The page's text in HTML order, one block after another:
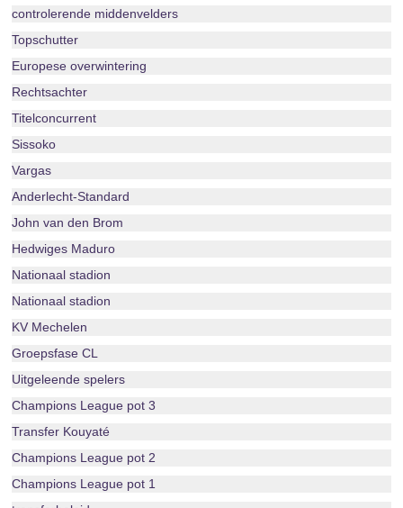
controlerende middenvelders
Topschutter
Europese overwintering
Rechtsachter
Titelconcurrent
Sissoko
Vargas
Anderlecht-Standard
John van den Brom
Hedwiges Maduro
Nationaal stadion
Nationaal stadion
KV Mechelen
Groepsfase CL
Uitgeleende spelers
Champions League pot 3
Transfer Kouyaté
Champions League pot 2
Champions League pot 1